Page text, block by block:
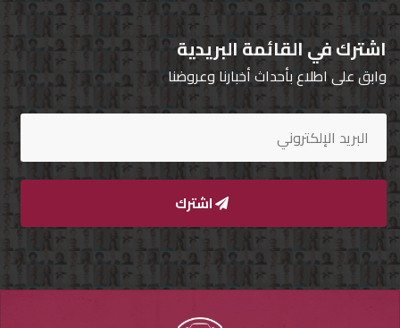
English
مستثمري
السيارات
الماركات
مطلوب
اشترك في القائمة البريدية
وابق على اطلاع بأحداث أخبارنا وعروضنا
اشترك